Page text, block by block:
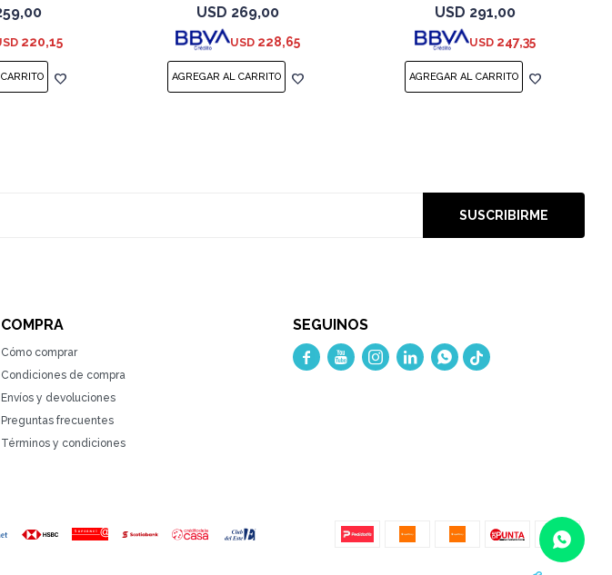
220,15
USD 269,00
USD 228,65
interno - 3.5" - SATA 6Gb/s - búfer:
64 MB
USD 291,00
USD 247,35
SUSCRIBIRME
COMPRA
Cómo comprar
Condiciones de compra
Envíos y devoluciones
Preguntas frecuentes
Términos y condiciones
SEGUINOS
    